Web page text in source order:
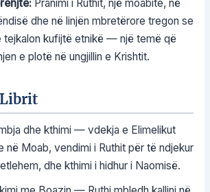
Pranimi i Ruthit, një moabite, në
dhe në linjën mbretërore tregon se
tejkalon kufijtë etnikë — një temë që
e plotë në ungjillin e Krishtit.
dhe kthimi — vdekja e Elimelikut
në Moab, vendimi i Ruthit për të ndjekur
dhe kthimi i hidhur i Naomisë.